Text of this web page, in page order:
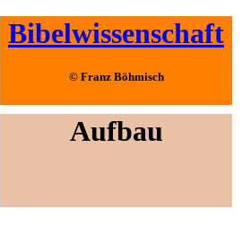
Bibelwissenschaft
© Franz Böhmisch
Aufbau